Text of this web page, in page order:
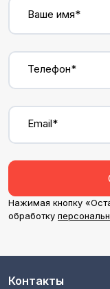
Ваше имя*
Телефон*
Email*
Нажимая кнопку
обработку
Контакты